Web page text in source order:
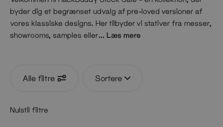
byder dig et begrænset udvalg af pre-loved versioner af
vores klassiske designs. Her tilbyder vi stativer fra messer,
showrooms, samples eller... Læs mere
Alle filtre Sortere
Nulstil filtre